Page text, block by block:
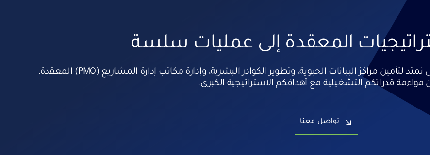
المعقدة إلى عمليات سلسة
لا يقتصر دورنا على تنفيذ الحلول التقنية فحسب بل نمتد لتأمين مراكز البيانات الحيوية، وتطوير الكوادر البشرية، وإدارة مكاتب إدارة المشاريع (PMO) المعقدة،
قدراتكم التشغيلية مع أهدافكم الاستراتيجية الكبرى.
تواصل معنا